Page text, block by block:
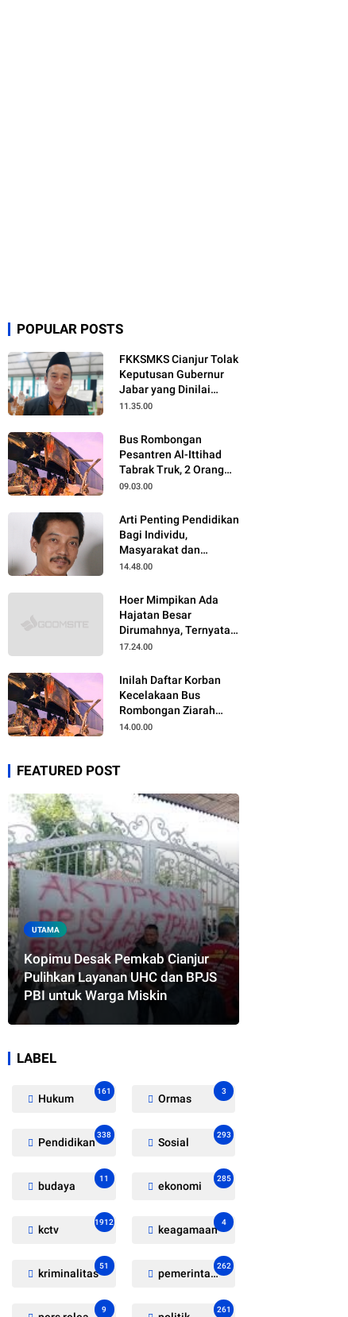
POPULAR POSTS
FKKSMKS Cianjur Tolak
Keputusan Gubernur
Jabar yang Dinilai
Merugikan Sekolah
11.35.00
Bus Rombongan
Pesantren Al-Ittihad
Tabrak Truk, 2 Orang
Meninggal Dunia
09.03.00
Arti Penting Pendidikan
Bagi Individu,
Masyarakat dan
Negara
14.48.00
Hoer Mimpikan Ada
Hajatan Besar
Dirumahnya, Ternyata
Anaknya Pulang Dalam
17.24.00
Inilah Daftar Korban
Kecelakaan Bus
Rombongan Ziarah
Walisongo Pesantren
14.00.00
FEATURED POST
UTAMA
Kopimu Desak Pemkab Cianjur
Pulihkan Layanan UHC dan BPJS
PBI untuk Warga Miskin
LABEL
Hukum
161
Ormas
3
Pendidikan
338
Sosial
293
budaya
11
ekonomi
285
kctv
1912
keagamaan
4
kriminalitas
51
pemerintahan
262
9 261